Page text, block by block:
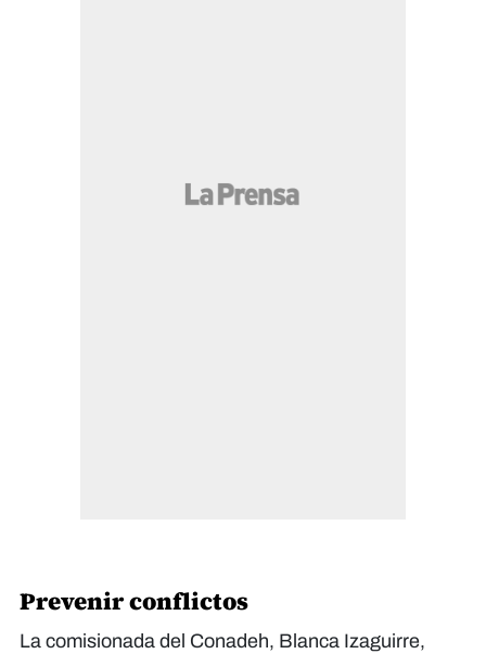
Prevenir conflictos
La comisionada del Conadeh, Blanca Izaguirre,